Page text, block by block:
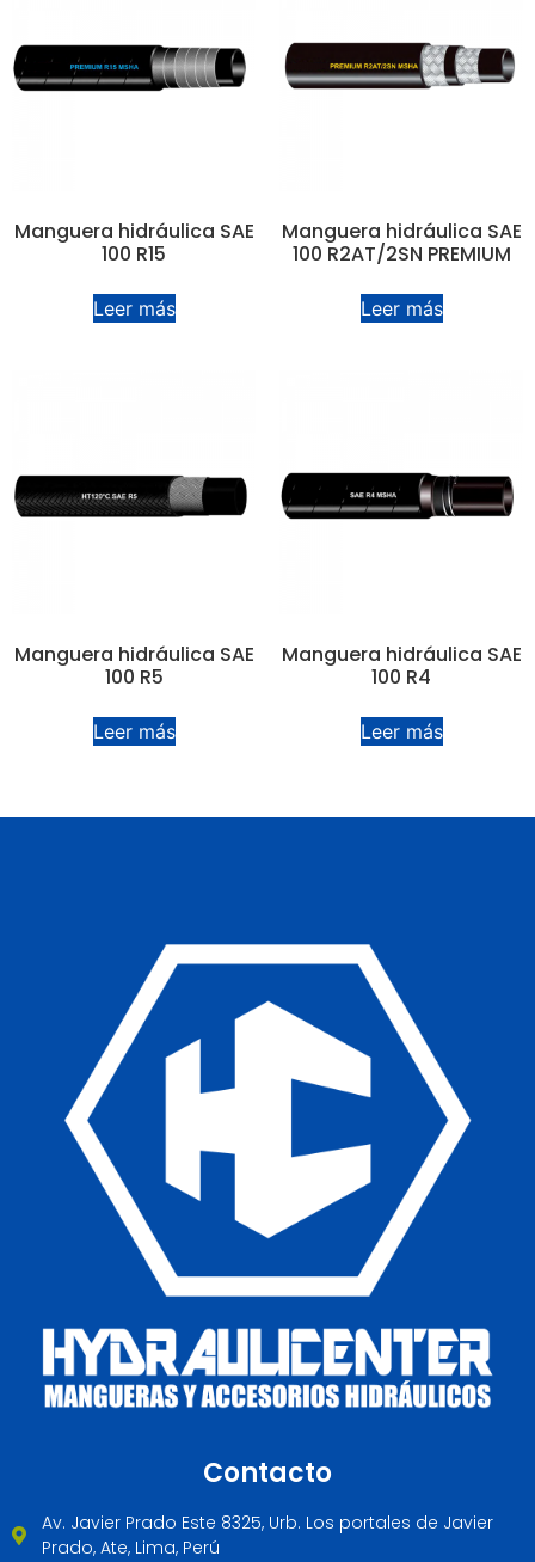
Manguera hidráulica SAE
100 R15
Leer más
Manguera hidráulica SAE
100 R2AT/2SN PREMIUM
Leer más
Manguera hidráulica SAE
100 R5
Leer más
Manguera hidráulica SAE
100 R4
Leer más
Contacto
Av. Javier Prado Este 8325, Urb. Los portales de Javier
Prado, Ate, Lima, Perú